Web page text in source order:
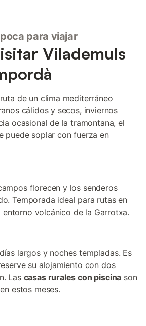
para viajar
Vilademuls
de un clima mediterráneo
cálidos y secos, inviernos
ocasional de la tramontana, el
puede soplar con fuerza en
florecen y los senderos
Temporada ideal para rutas en
volcánico de la Garrotxa.
largos y noches templadas. Es
su alojamiento con dos
Las casas rurales con piscina son
estos meses.